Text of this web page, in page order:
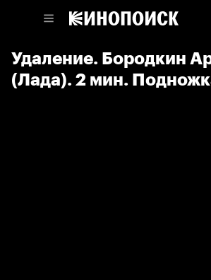
Удаление. Бородкин
(Лада). 2 мин.